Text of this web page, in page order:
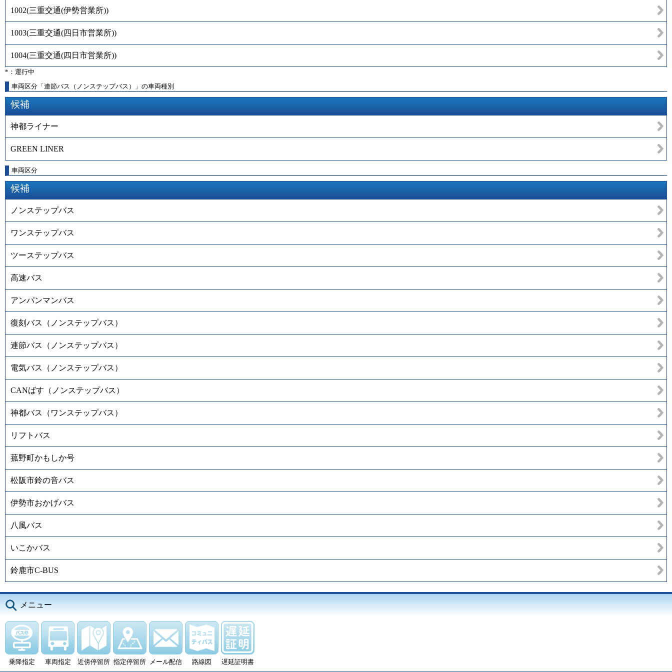
1002(三重交通(伊勢営業所))
1003(三重交通(四日市営業所))
1004(三重交通(四日市営業所))
*：運行中
車両区分「連節バス（ノンステップバス）」の車両種別
候補
神都ライナー
GREEN LINER
車両区分
候補
ノンステップバス
ワンステップバス
ツーステップバス
高速バス
アンパンマンバス
復刻バス（ノンステップバス）
連節バス（ノンステップバス）
電気バス（ノンステップバス）
CANばす（ノンステップバス）
神都バス（ワンステップバス）
リフトバス
菰野町かもしか号
松阪市鈴の音バス
伊勢市おかげバス
八風バス
いこかバス
鈴鹿市C-BUS
メニュー
乗降指定 車両指定 近傍停留所 指定停留所 メール配信 路線図 遅延証明書